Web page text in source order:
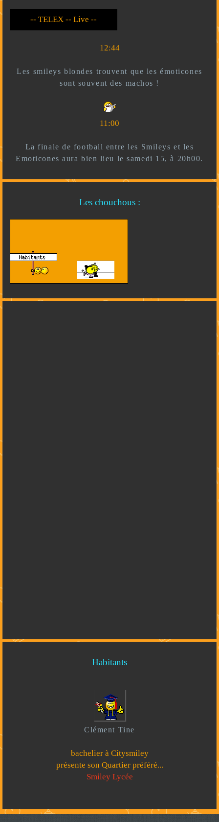
-- Live --- TELEX --
-- *)^^(* --
12:44
Les smileys blondes trouvent que les émoticones
sont souvent des machos !
11:00
La finale de football entre les Smileys et les
Emoticones aura bien lieu le samedi 15, à 20h00.
Les chouchous :
Habitants
Clément Tine
bachelier à Citysmiley
présente son Quartier préféré...
Smiley Lycée